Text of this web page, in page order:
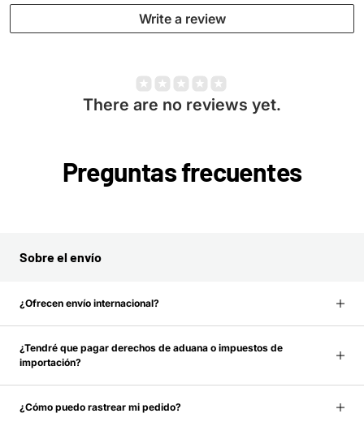
Write a review
There are no reviews yet.
Preguntas frecuentes
Sobre el envío
¿Ofrecen envío internacional?
¿Tendré que pagar derechos de aduana o impuestos de
importación?
¿Cómo puedo rastrear mi pedido?